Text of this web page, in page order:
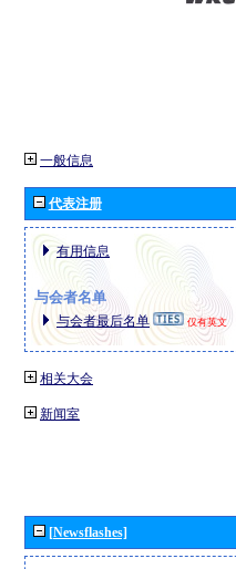
一般信息
代表注册
有用信息
与会者名单
与会者最后名单 仅有英文
相关大会
新闻室
[Newsflashes]